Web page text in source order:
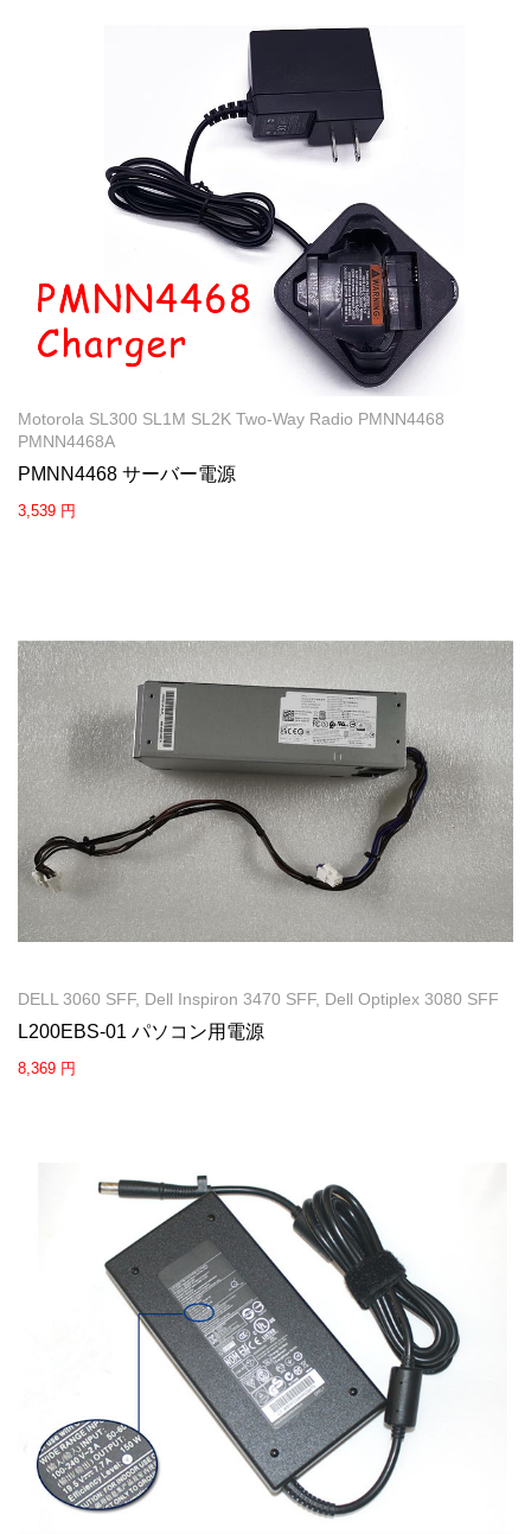
Motorola SL300 SL1M SL2K Two-Way Radio PMNN4468
PMNN4468A
PMNN4468 サーバー電源
3,539 円
DELL 3060 SFF, Dell Inspiron 3470 SFF, Dell Optiplex 3080 SFF
L200EBS-01 パソコン用電源
8,369 円